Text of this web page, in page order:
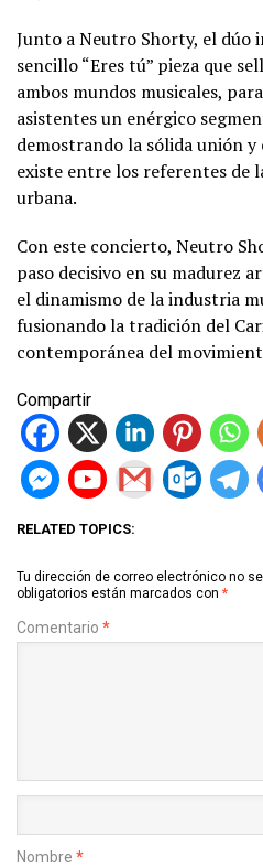
Junto a Neutro Shorty, el
sencillo “Eres tú” pieza que
ambos mundos musicales,
asistentes un enérgico
demostrando la sólida unión
existe entre los referentes de
urbana.
Con este concierto, Neutro
paso decisivo en su madurez
el dinamismo de la industria
fusionando la tradición del
contemporánea del
Compartir
RELATED TOPICS:
Tu dirección de correo electrónico no
obligatorios están marcados con *
Comentario *
Nombre *